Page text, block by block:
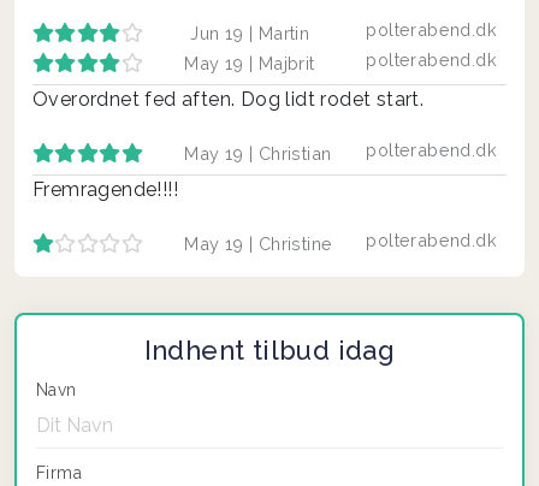
polterabend.dk
Jun 19 | Martin
polterabend.dk
May 19 | Majbrit
Overordnet fed aften. Dog lidt rodet start.
polterabend.dk
May 19 | Christian
Fremragende!!!!
polterabend.dk
May 19 | Christine
Indhent tilbud idag
Navn
Firma